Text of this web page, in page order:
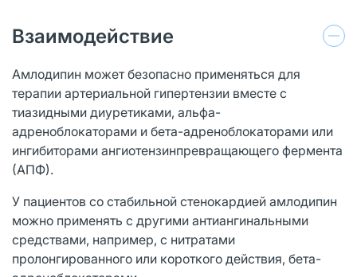
Взаимодействие
Амлодипин может безопасно применяться для
терапии артериальной гипертензии вместе с
тиазидными диуретиками, альфа-
адреноблокаторами и бета-адреноблокаторами или
ингибиторами ангиотензинпревращающего фермента
(АПФ).
У пациентов со стабильной стенокардией амлодипин
можно применять с другими антиангинальными
средствами, например, с нитратами
пролонгированного или короткого действия, бета-